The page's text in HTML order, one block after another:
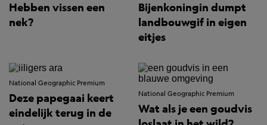
Hebben vissen een
nek?
Bijenkoningin dumpt
landbouwgif in eigen
eitjes
National Geographic Premium
Deze papegaai keert
eindelijk terug in de
National Geographic Premium
Wat als je een goudvis